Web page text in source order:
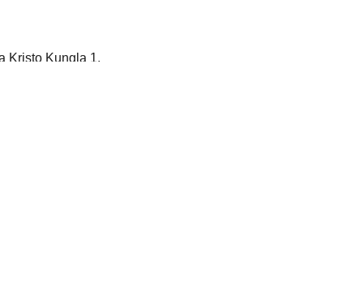
Kristo Kungla 1.